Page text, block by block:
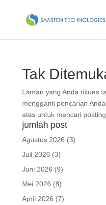
Tak
Laman yang Anda rikues
mengganti pencarian
atas untuk mencari
jumlah post
Agustus 2026 (3)
Juli 2026 (3)
Juni 2026 (9)
Mei 2026 (8)
April 2026 (7)